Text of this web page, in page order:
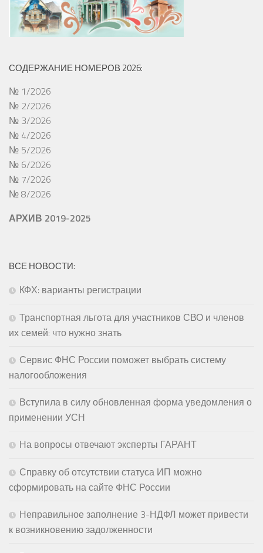
СОДЕРЖАНИЕ НОМЕРОВ 2026:
№ 1/2026
№ 2/2026
№ 3/2026
№ 4/2026
№ 5/2026
№ 6/2026
№ 7/2026
№ 8/2026
АРХИВ 2019-2025
ВСЕ НОВОСТИ:
КФХ: варианты регистрации
Транспортная льгота для участников СВО и членов
их семей: что нужно знать
Сервис ФНС России поможет выбрать систему
налогообложения
Вступила в силу обновленная форма уведомления о
применении УСН
На вопросы отвечают эксперты ГАРАНТ
Справку об отсутствии статуса ИП можно
сформировать на сайте ФНС России
Неправильное заполнение 3-НДФЛ может привести
к возникновению задолженности